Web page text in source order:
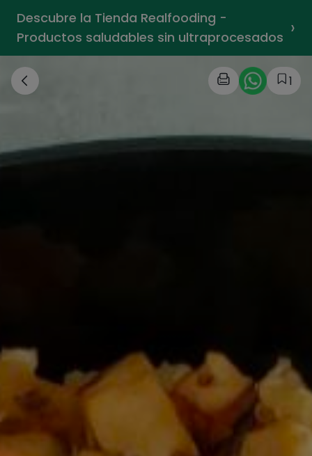
Descubre la Tienda Realfooding -
Productos saludables sin ultraprocesados ›
1